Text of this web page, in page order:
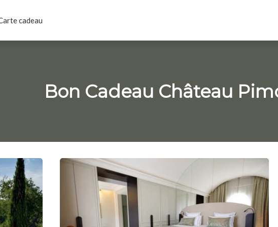
cadeau
Bon Cadeau Château